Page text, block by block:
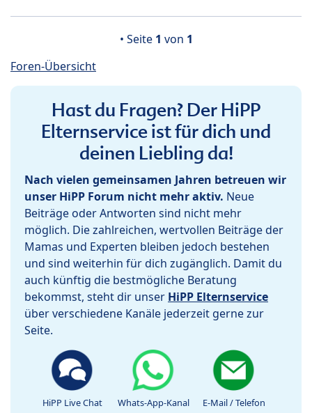
• Seite 1 von 1
Foren-Übersicht
Hast du Fragen? Der HiPP
Elternservice ist für dich und
deinen Liebling da!
Nach vielen gemeinsamen Jahren betreuen wir
unser HiPP Forum nicht mehr aktiv. Neue
Beiträge oder Antworten sind nicht mehr
möglich. Die zahlreichen, wertvollen Beiträge der
Mamas und Experten bleiben jedoch bestehen
und sind weiterhin für dich zugänglich. Damit du
auch künftig die bestmögliche Beratung
bekommst, steht dir unser HiPP Elternservice
über verschiedene Kanäle jederzeit gerne zur
Seite.
HiPP Live Chat Whats-App-Kanal E-Mail / Telefon